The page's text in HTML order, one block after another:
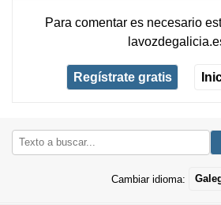
Para comentar es necesario
Regístrate gratis
Cambiar idioma: